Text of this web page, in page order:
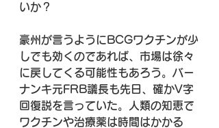
いか？
豪州が言うようにBCGワクチンが少
しでも効くのであれば、市場は徐々
に戻してくる可能性もあろう。バー
ナンキ元FRB議長も先日、確かV字
回復説を言っていた。人類の知恵で
ワクチンや治療薬は時間はかかる